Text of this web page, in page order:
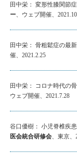
田中栄： 変形性膝関節
ー、ウェブ開催、
田中栄： 骨粗鬆症の最
催、2021.2.25
田中栄： コロナ時代の
ウェブ開催、2021.7.28
谷口優樹： 小児脊椎疾
医会統合研修会、東京、